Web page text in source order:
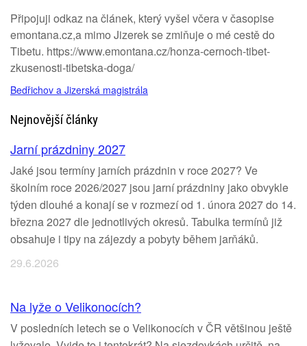
Připojuji odkaz na článek, který vyšel včera v časopise
emontana.cz,a mimo Jizerek se zmiňuje o mé cestě do
Tibetu. https://www.emontana.cz/honza-cernoch-tibet-
zkusenosti-tibetska-doga/
Bedřichov a Jizerská magistrála
Nejnovější články
Jarní prázdniny 2027
Jaké jsou termíny jarních prázdnin v roce 2027? Ve
školním roce 2026/2027 jsou jarní prázdniny jako obvykle
týden dlouhé a konají se v rozmezí od 1. února 2027 do 14.
března 2027 dle jednotlivých okresů. Tabulka termínů již
obsahuje i tipy na zájezdy a pobyty během jarňáků.
29.6.2026
Na lyže o Velikonocích?
V posledních letech se o Velikonocích v ČR většinou ještě